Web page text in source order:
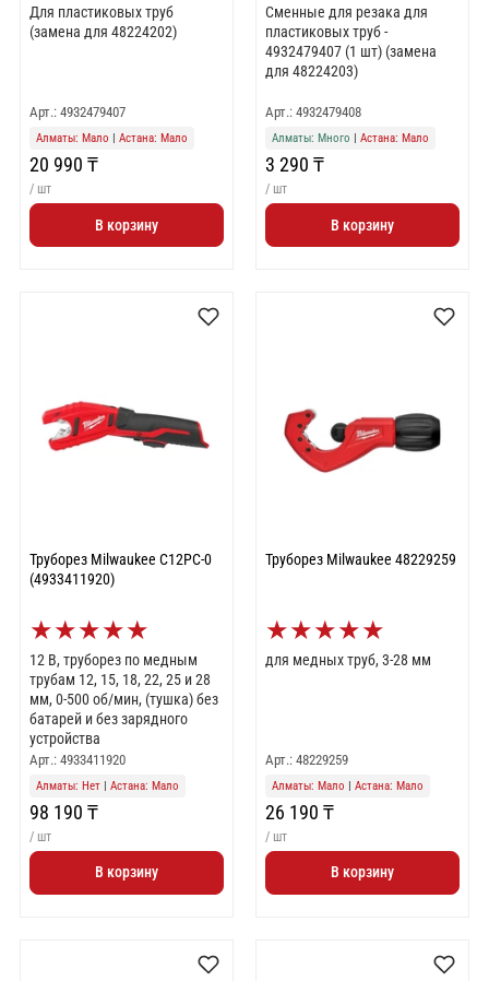
Для пластиковых труб
(замена для 48224202)
Арт.: 4932479407
Алматы: Мало Астана: Мало
20 990 ₸
/ шт
В корзину
Сменные для резака для
пластиковых труб -
4932479407 (1 шт) (замена
для 48224203)
Арт.: 4932479408
Алматы: Много Астана: Мало
3 290 ₸
/ шт
В корзину
Труборез Milwaukee C12PC-0
(4933411920)
★★★★★
12 В, труборез по медным
трубам 12, 15, 18, 22, 25 и 28
мм, 0-500 об/мин, (тушка) без
батарей и без зарядного
устройства
Арт.: 4933411920
Алматы: Нет| Астана: Мало
98 190 ₸
/ шт
В корзину
Труборез Milwaukee 48229259
★★★★★
для медных труб, 3-28 мм
Арт.: 48229259
Алматы: Мало | Астана: Мало
26 190 ₸
/ шт
В корзину